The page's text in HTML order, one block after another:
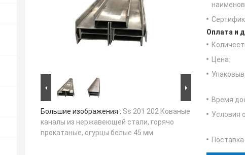
Большие изображения : Ss 201 202 Кованые
каналы из нержавеющей стали, горячо
прокатаные, огурцы белые 45 мм
Оплата и
Цена:
Время
Условия